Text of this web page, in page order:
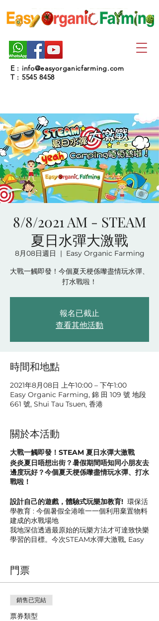
E : info@easyorganicfarming.com
T : 5545 8458
8/8/2021 AM - STEAM
夏日水彈大激戰
8月08日週日
  |
Easy Organic Farming
大戰一觸即發！今個夏天梗係嚟盡情玩水彈、
打水戰啦！
報名已截止
查看其他活動
時間和地點
2021年8月08日 上午10:00 – 下午1:00
Easy Organic Farming, 錦 田 109 號 地段
661 號, Shui Tau Tsuen, 香港
關於本活動
大戰一觸即發！STEAM 夏日水彈大激戰
炎炎夏日唔想出街？暑假期間唔知同小朋友去
邊度玩好？今個夏天梗係嚟盡情玩水彈、打水
戰啦！
設計自己的遊戲，體驗式玩樂加教育! 環保活
學教育 : 今個暑假全港唯一一個利用棄置物料
建成的水戰場地
我地深信透過最原始的玩樂方法才可達致快樂
學習的目標。今次STEAM水彈大激戰, Easy
識珍惜的慨念
小小的水彈啟發小朋友創意，設計自己的遊
戲。
門票
銷售已完結
票券類型